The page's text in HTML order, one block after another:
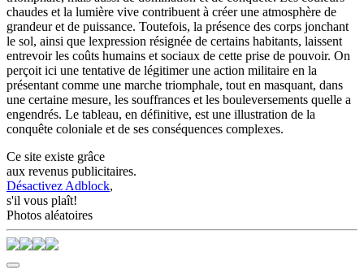
chaudes et la lumière vive contribuent à créer une atmosphère de
grandeur et de puissance. Toutefois, la présence des corps jonchant
le sol, ainsi que lexpression résignée de certains habitants, laissent
entrevoir les coûts humains et sociaux de cette prise de pouvoir. On
perçoit ici une tentative de légitimer une action militaire en la
présentant comme une marche triomphale, tout en masquant, dans
une certaine mesure, les souffrances et les bouleversements quelle a
engendrés. Le tableau, en définitive, est une illustration de la
conquête coloniale et de ses conséquences complexes.
Ce site existe grâce
aux revenus publicitaires.
Désactivez Adblock,
s'il vous plaît!
Photos aléatoires